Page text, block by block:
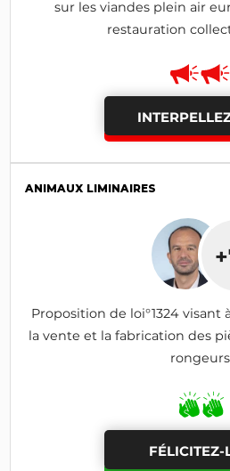
sur les viandes plein air
restauration
ANIMAUX LIMINAIRES
Proposition de loi°1324
la vente et la fabrication des
rongeurs
FÉLICITEZ-